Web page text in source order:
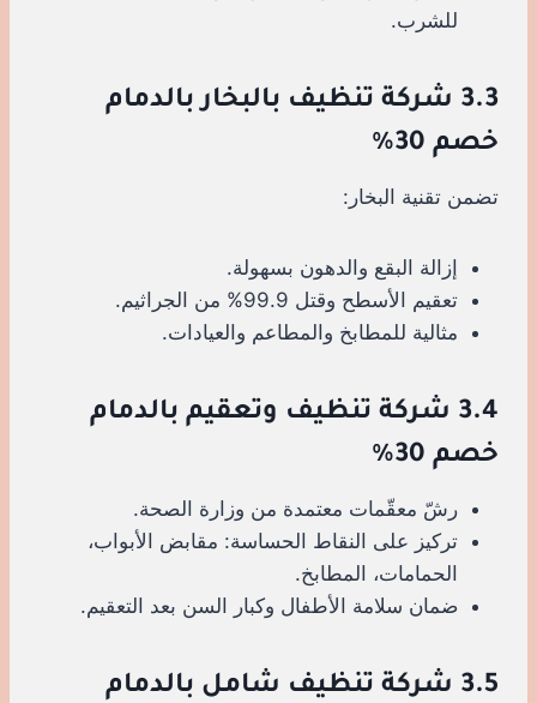
للشرب.
3.3 شركة تنظيف بالبخار بالدمام
خصم 30%
تضمن تقنية البخار:
إزالة البقع والدهون بسهولة.
تعقيم الأسطح وقتل 99.9% من الجراثيم.
مثالية للمطابخ والمطاعم والعيادات.
3.4 شركة تنظيف وتعقيم بالدمام
خصم 30%
رشّ معقّمات معتمدة من وزارة الصحة.
تركيز على النقاط الحساسة: مقابض الأبواب،
الحمامات، المطابخ.
ضمان سلامة الأطفال وكبار السن بعد التعقيم.
3.5 شركة تنظيف شامل بالدمام